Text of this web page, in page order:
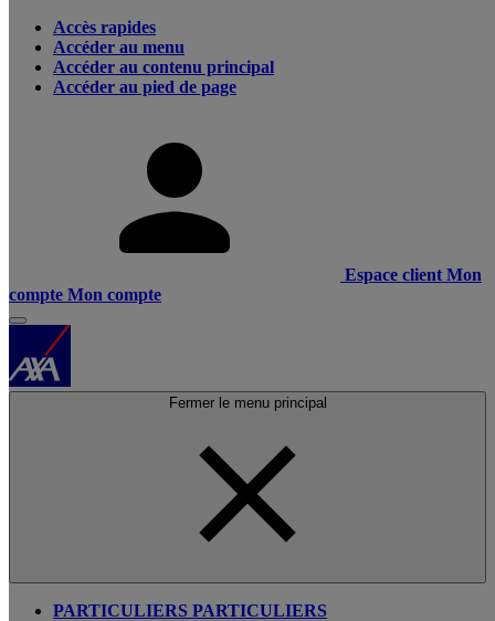
Accès rapides
Accéder au menu
Accéder au contenu principal
Accéder au pied de page
Espace client Mon
compte Mon compte
Fermer le menu principal
PARTICULIERS PARTICULIERS